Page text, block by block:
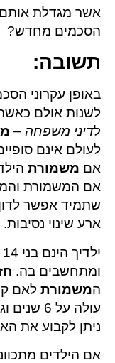
אשר מגדלת אותם
הסכמים מחדש?
תשובה:
באופן עקרוני
לשנות אולם
לדיני משפחה –
לעולם אינם
אם משמורת
אם המשמורת
שתמיד אפשר
ארע שינוי נסיבות.
ומתחשבים בה.
המשמורת לאם
עולה על
ניתן לקבוע את
אם הילדים